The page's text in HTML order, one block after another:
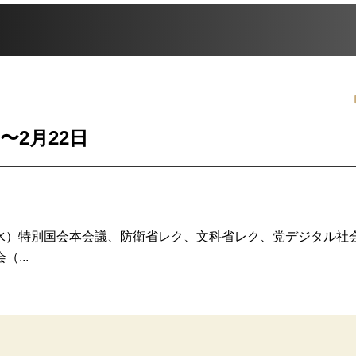
2月22日
特別国会本会議、防衛省レク、文科省レク、党デジタル社
（...